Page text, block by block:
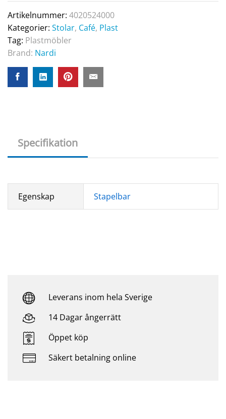
Artikelnummer: 4020524000
Kategorier: Stolar, Café, Plast
Tag: Plastmöbler
Brand: Nardi
Specifikation
Egenskap Stapelbar
Leverans inom hela Sverige
14 Dagar ångerrätt
Öppet köp
Säkert betalning online